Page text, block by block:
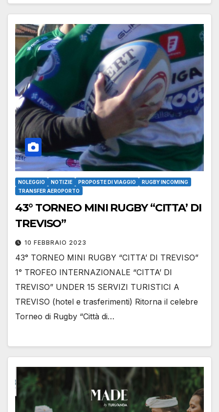
NOLEGGIO NOTIZIE PROPOSTE DI VIAGGIO
RUGBY INCOMING
TRANSFER AEROPORTO
43° TORNEO MINI RUGBY “CITTA’ DI
TREVISO”
10 FEBBRAIO 2023
43° TORNEO MINI RUGBY “CITTA’ DI TREVISO”
1° TROFEO INTERNAZIONALE “CITTA’ DI
TREVISO” UNDER 15 SERVIZI TURISTICI A
TREVISO (hotel e trasferimenti) Ritorna il celebre
Torneo di Rugby “Città di…